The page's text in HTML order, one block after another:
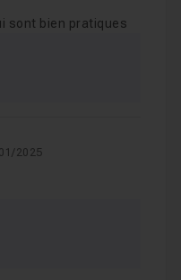
sont bien pratiques
2025